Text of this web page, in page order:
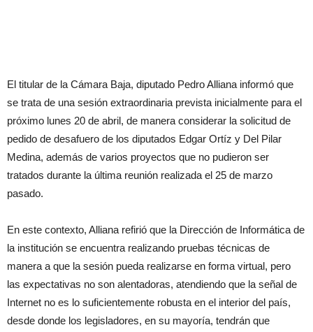
El titular de la Cámara Baja, diputado Pedro Alliana informó que
se trata de una sesión extraordinaria prevista inicialmente para el
próximo lunes 20 de abril, de manera considerar la solicitud de
pedido de desafuero de los diputados Edgar Ortíz y Del Pilar
Medina, además de varios proyectos que no pudieron ser
tratados durante la última reunión realizada el 25 de marzo
pasado.
En este contexto, Alliana refirió que la Dirección de Informática de
la institución se encuentra realizando pruebas técnicas de
manera a que la sesión pueda realizarse en forma virtual, pero
las expectativas no son alentadoras, atendiendo que la señal de
Internet no es lo suficientemente robusta en el interior del país,
desde donde los legisladores, en su mayoría, tendrán que